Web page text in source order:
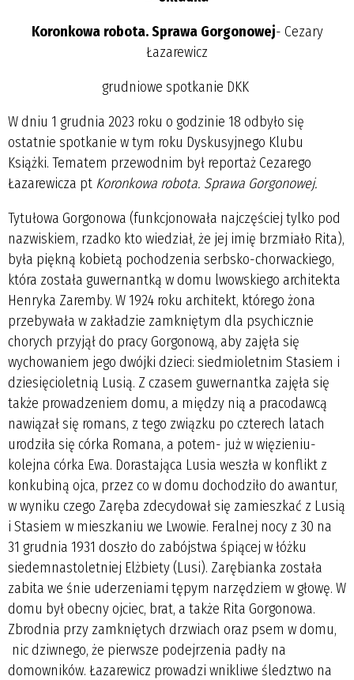
Koronkowa robota. Sprawa Gorgonowej- Cezary
Łazarewicz
grudniowe spotkanie DKK
W dniu 1 grudnia 2023 roku o godzinie 18 odbyło się
ostatnie spotkanie w tym roku Dyskusyjnego Klubu
Książki. Tematem przewodnim był reportaż Cezarego
Łazarewicza pt Koronkowa robota. Sprawa Gorgonowej.
Tytułowa Gorgonowa (funkcjonowała najczęściej tylko pod
nazwiskiem, rzadko kto wiedział, że jej imię brzmiało Rita),
była piękną kobietą pochodzenia serbsko-chorwackiego,
która została guwernantką w domu lwowskiego architekta
Henryka Zaremby. W 1924 roku architekt, którego żona
przebywała w zakładzie zamkniętym dla psychicznie
chorych przyjął do pracy Gorgonową, aby zajęła się
wychowaniem jego dwójki dzieci: siedmioletnim Stasiem i
dziesięcioletnią Lusią. Z czasem guwernantka zajęła się
także prowadzeniem domu, a między nią a pracodawcą
nawiązał się romans, z tego związku po czterech latach
urodziła się córka Romana, a potem- już w więzieniu-
kolejna córka Ewa. Dorastająca Lusia weszła w konflikt z
konkubiną ojca, przez co w domu dochodziło do awantur,
w wyniku czego Zaręba zdecydował się zamieszkać z Lusią
i Stasiem w mieszkaniu we Lwowie. Feralnej nocy z 30 na
31 grudnia 1931 doszło do zabójstwa śpiącej w łóżku
siedemnastoletniej Elżbiety (Lusi). Zarębianka została
zabita we śnie uderzeniami tępym narzędziem w głowę. W
domu był obecny ojciec, brat, a także Rita Gorgonowa.
Zbrodnia przy zamkniętych drzwiach oraz psem w domu,
nic dziwnego, że pierwsze podejrzenia padły na
domowników. Łazarewicz prowadzi wnikliwe śledztwo na